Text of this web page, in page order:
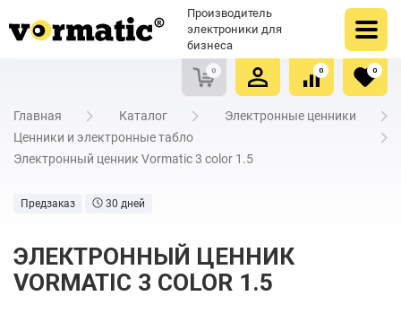
Производитель
электроники для
бизнеса
0
Очистить список сравнения
0
Очистить избранное
0
Главная Каталог
Электронные ценники
Ценники и электронные табло
Электронный ценник Vormatic 3 color 1.5
Предзаказ 30 дней
ЭЛЕКТРОННЫЙ ЦЕННИК
VORMATIC 3 COLOR 1.5